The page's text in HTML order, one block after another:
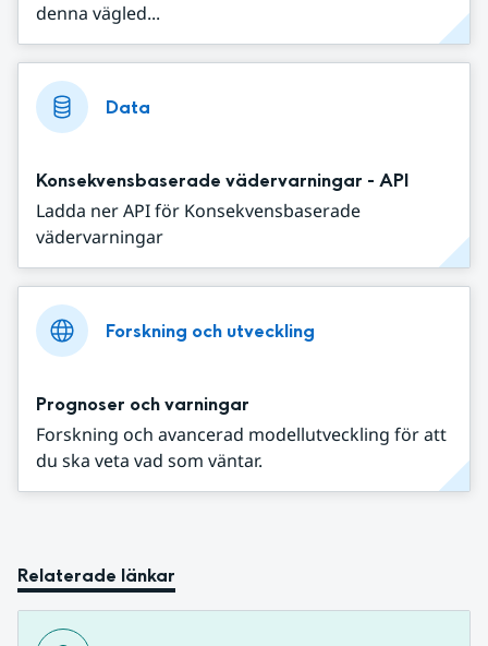
denna vägled...
Data
Konsekvensbaserade vädervarningar - API
Ladda ner API för Konsekvensbaserade
vädervarningar
Forskning och utveckling
Prognoser och varningar
Forskning och avancerad modellutveckling för att
du ska veta vad som väntar.
Relaterade länkar